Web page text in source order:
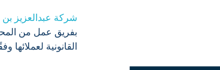
شركة عبدالعزيز بن
بفريق عمل من
القانونية لعملائها